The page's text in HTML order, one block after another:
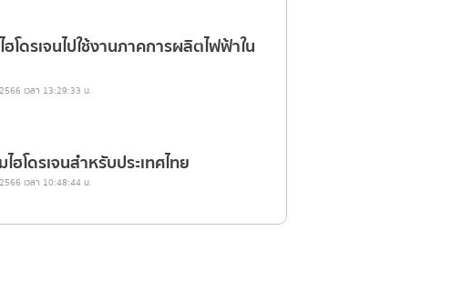
โดรเจนไปใช้งานภาคการผลิตไฟฟ้าใน
เวลา 13:29:33 น.
ฮโดรเจนสำหรับประเทศไทย
เวลา 10:48:44 น.